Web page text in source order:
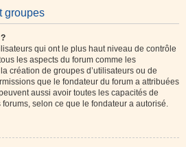
groupes
qui ont le plus haut niveau de contrôle
les aspects du forum comme les
création de groupes d’utilisateurs ou de
que le fondateur du forum a attribuées
aussi avoir toutes les capacités de
selon ce que le fondateur a autorisé.